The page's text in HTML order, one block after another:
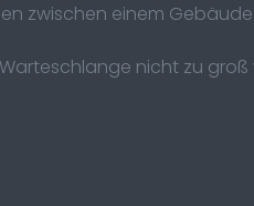
zwischen einem
nicht zu groß